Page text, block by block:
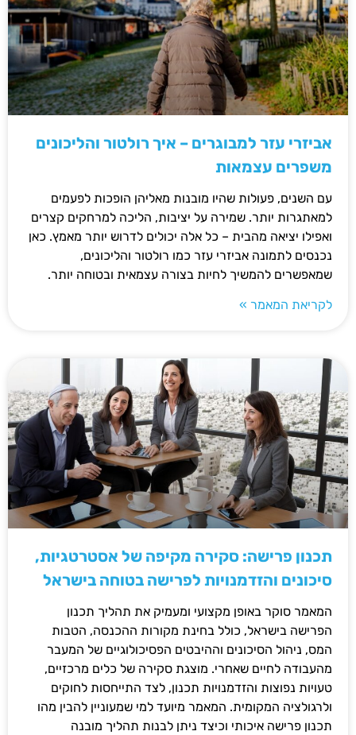
אביזרי עזר למבוגרים – איך רולטור והליכונים
משפרים עצמאות
עם השנים, פעולות שהיו מובנות מאליהן הופכות לפעמים
למאתגרות יותר. שמירה על יציבות, הליכה למרחקים קצרים
ואפילו יציאה מהבית – כל אלה יכולים לדרוש יותר מאמץ. כאן
נכנסים לתמונה אביזרי עזר כמו רולטור והליכונים,
שמאפשרים להמשיך לחיות בצורה עצמאית ובטוחה יותר.
לקריאת המאמר »
תכנון פרישה: סקירה מקיפה של אסטרטגיות,
סיכונים והזדמנויות לפרישה בטוחה בישראל
המאמר סוקר באופן מקצועי ומעמיק את תהליך תכנון
הפרישה בישראל, כולל בחינת מקורות ההכנסה, הטבות
המס, ניהול הסיכונים וההיבטים הפסיכולוגיים של המעבר
מהעבודה לחיים שאחרי. מוצגת סקירה של כלים מרכזיים,
טעויות נפוצות והזדמנויות תכנון, לצד התייחסות לחוקים
ולרגולציה המקומית. המאמר מיועד למי שמעוניין להבין מהו
תכנון פרישה איכותי וכיצד ניתן לבנות תהליך מובנה